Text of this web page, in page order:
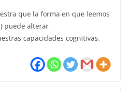
que la forma en que leemos
puede alterar
capacidades cognitivas.